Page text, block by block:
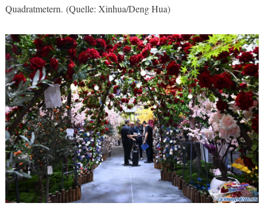
Quadratmetern. (Quelle: Xinhua/Deng Hua)